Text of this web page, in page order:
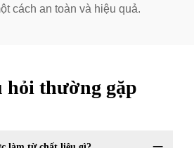
cách an toàn và hiệu quả.
hỏi thường gặp